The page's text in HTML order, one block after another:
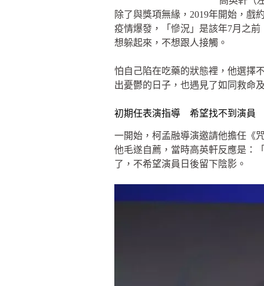
除了與獎項無緣，2019年開始，戲
疫情爆發，「慘況」是該年7月之
想躲起來，不想跟人接觸。
怕自己陷在吃藥的狀態裡，他選擇
出憂鬱的日子，也遇見了如同救命
初期任表演指導 希望找不到演員
一開始，柯孟融導演邀請他擔任《
他毛遂自薦，當時高英軒反應是：
了，不希望演員日後留下陰影。